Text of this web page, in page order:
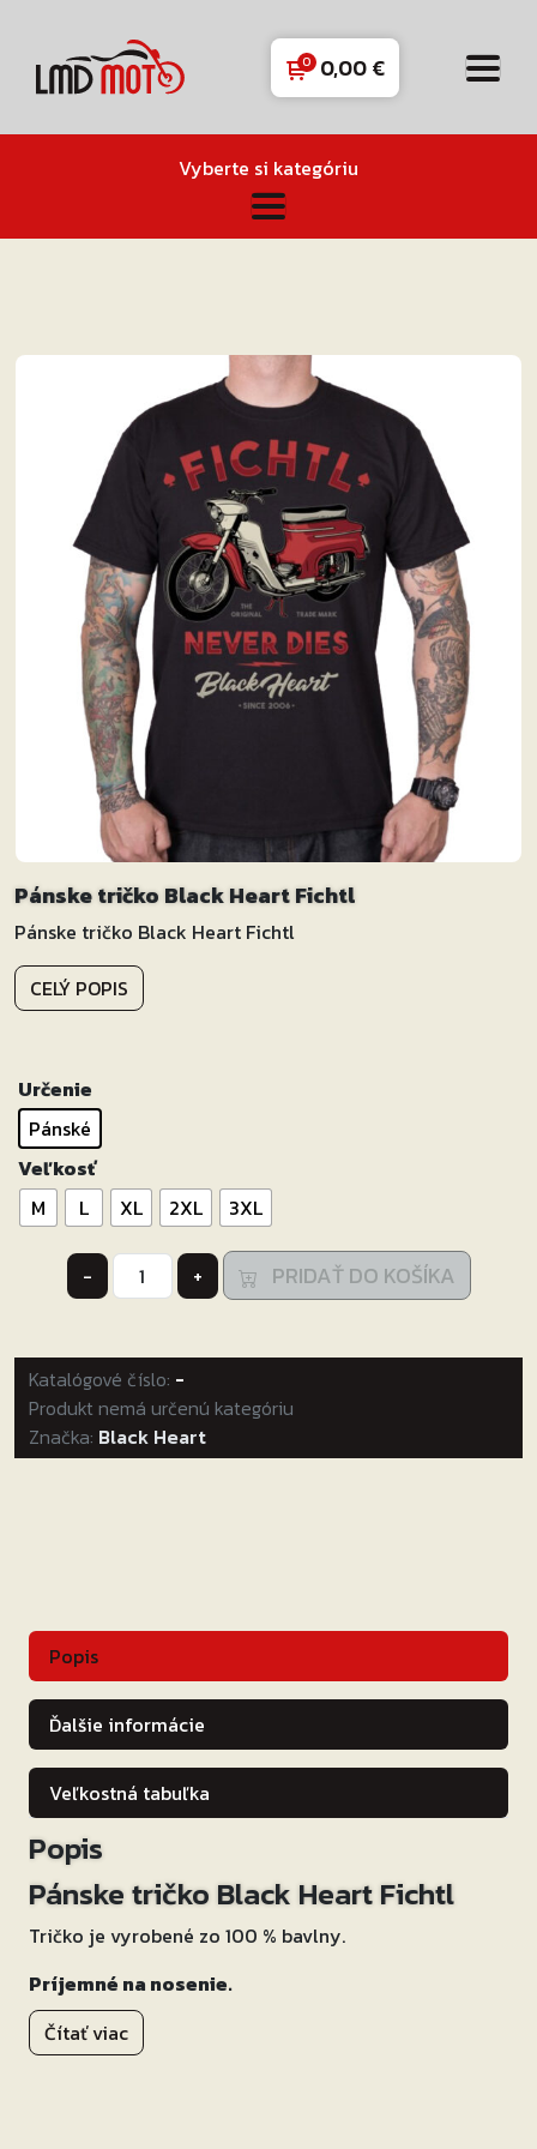
0,00€
Vyberte si kategóriu
Pánske tričko Black Heart Fichtl
Pánske tričko Black Heart Fichtl
CELÝ POPIS
Určenie
Pánské
Veľkosť
M
L XL 2XL 3XL
-
množstvo
Pánske
Black
Heart
Fichtl
+ PRIDAŤ DO KOŠÍKA
Katalógové číslo: -
Produkt nemá určenú kategóriu
Značka: Black Heart
Popis
Ďalšie informácie
Veľkostná tabuľka
Popis
Pánske tričko Black Heart Fichtl
Tričko je vyrobené zo 100 % bavlny.
Príjemné na nosenie.
Klasický strih s okrúhlym výstrihom.
Čítať viac